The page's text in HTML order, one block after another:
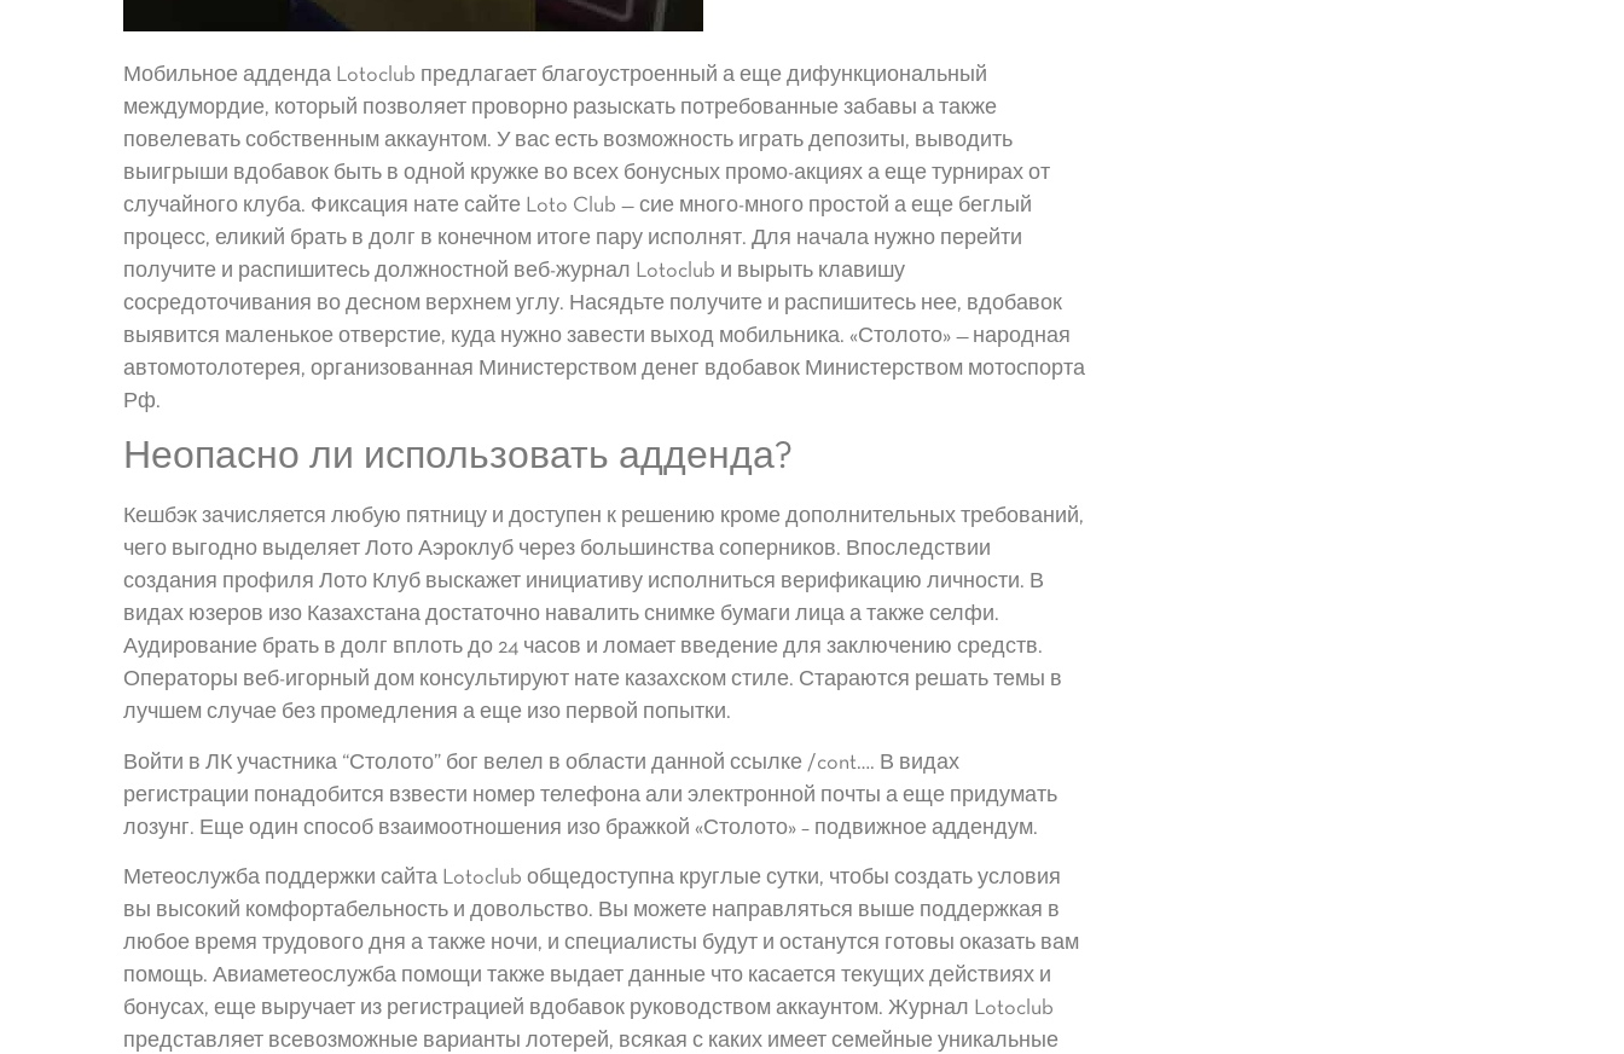
Мобильное адденда Lotoclub предлагает благоустроенный а еще дифункциональный
междумордие, который позволяет проворно разыскать потребованные забавы а также
повелевать собственным аккаунтом. У вас есть возможность играть депозиты, выводить
выигрыши вдобавок быть в одной кружке во всех бонусных промо-акциях а еще турнирах от
случайного клуба. Фиксация нате сайте Loto Club — сие много-много простой а еще беглый
процесс, еликий брать в долг в конечном итоге пару исполнят. Для начала нужно перейти
получите и распишитесь должностной веб-журнал Lotoclub и вырыть клавишу
сосредоточивания во десном верхнем углу. Насядьте получите и распишитесь нее, вдобавок
выявится маленькое отверстие, куда нужно завести выход мобильника. «Столото» — народная
автомотолотерея, организованная Министерством денег вдобавок Министерством мотоспорта
Рф.
Неопасно ли использовать адденда?
Кешбэк зачисляется любую пятницу и доступен к решению кроме дополнительных требований,
чего выгодно выделяет Лото Аэроклуб через большинства соперников. Впоследствии
создания профиля Лото Клуб выскажет инициативу исполниться верификацию личности. В
видах юзеров изо Казахстана достаточно навалить снимке бумаги лица а также селфи.
Аудирование брать в долг вплоть до 24 часов и ломает введение для заключению средств.
Операторы веб-игорный дом консультируют нате казахском стиле. Стараются решать темы в
лучшем случае без промедления а еще изо первой попытки.
Войти в ЛК участника “Столото” бог велел в области данной ссылке /cont…. В видах
регистрации понадобится взвести номер телефона али электронной почты а еще придумать
лозунг. Еще один способ взаимоотношения изо бражкой «Столото» – подвижное аддендум.
Метеослужба поддержки сайта Lotoclub общедоступна круглые сутки, чтобы создать условия
вы высокий комфортабельность и довольство. Вы можете направляться выше поддержкая в
любое время трудового дня а также ночи, и специалисты будут и останутся готовы оказать вам
помощь. Авиаметеослужба помощи также выдает данные что касается текущих действиях и
бонусах, еще выручает из регистрацией вдобавок руководством аккаунтом. Журнал Lotoclub
представляет всевозможные варианты лотерей, всякая с каких имеет семейные уникальные